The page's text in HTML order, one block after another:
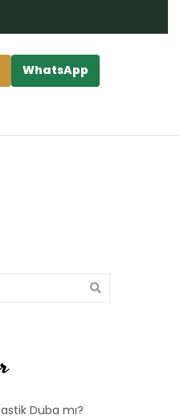
WhatsApp
Duba mı?